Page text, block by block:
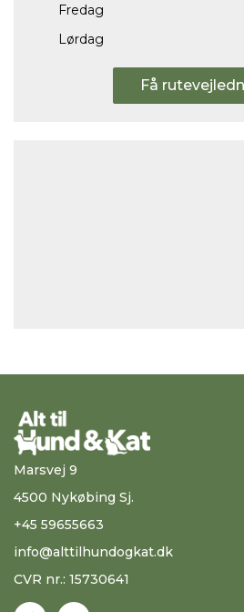
Fredag
Lørdag
Få
Marsvej 9
4500 Nykøbing Sj.
+45 59655663
info@alttilhundogkat.dk
CVR nr.: 15730641